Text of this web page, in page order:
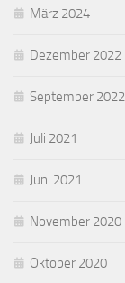
März 2024
Dezember 2022
September 2022
Juli 2021
Juni 2021
November 2020
Oktober 2020